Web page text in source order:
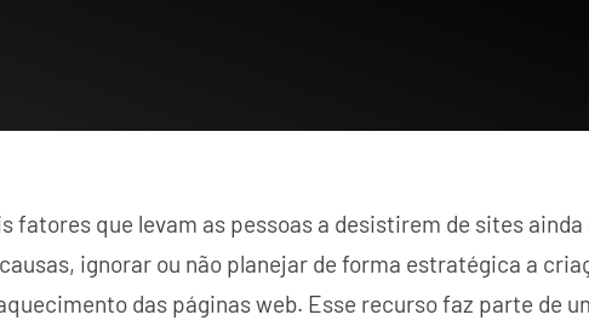
fatores que levam as pessoas a desistirem de sites ainda
ignorar ou não planejar de forma estratégica a
das páginas web. Esse recurso faz parte de